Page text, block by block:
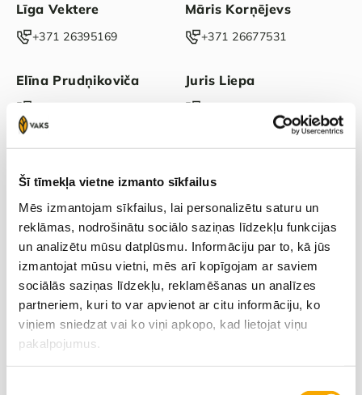
Šī tīmekļa vietne izmanto sīkfailus
Mēs izmantojam sīkfailus, lai personalizētu saturu un
reklāmas, nodrošinātu sociālo saziņas līdzekļu funkcijas
un analizētu mūsu datplūsmu. Informāciju par to, kā jūs
izmantojat mūsu vietni, mēs arī kopīgojam ar saviem
sociālās saziņas līdzekļu, reklamēšanas un analīzes
partneriem, kuri to var apvienot ar citu informāciju, ko
viņiem sniedzat vai ko viņi apkopo, kad lietojat viņu
pakalpojumus.
Līga Vektere
‭+371 26395169‬
Māris Korņējevs
‭+371 26677531‬
Elīna Prudņikoviča Juris Liepa
Zinta Jansone
+371 29299583